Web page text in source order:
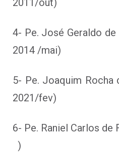
2011/out)
4- Pe. José Geraldo
2014 /mai)
5- Pe. Joaquim Rocha
2021/fev)
6- Pe. Raniel Carlos
)